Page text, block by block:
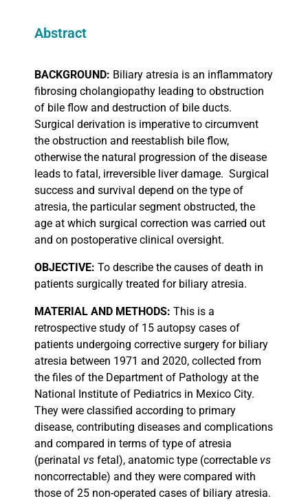
Abstract
BACKGROUND: Biliary atresia is an inflammatory
fibrosing cholangiopathy leading to obstruction
of bile flow and destruction of bile ducts.
Surgical derivation is imperative to circumvent
the obstruction and reestablish bile flow,
otherwise the natural progression of the disease
leads to fatal, irreversible liver damage. Surgical
success and survival depend on the type of
atresia, the particular segment obstructed, the
age at which surgical correction was carried out
and on postoperative clinical oversight.
OBJECTIVE: To describe the causes of death in
patients surgically treated for biliary atresia.
MATERIAL AND METHODS: This is a
retrospective study of 15 autopsy cases of
patients undergoing corrective surgery for biliary
atresia between 1971 and 2020, collected from
the files of the Department of Pathology at the
National Institute of Pediatrics in Mexico City.
They were classified according to primary
disease, contributing diseases and complications
and compared in terms of type of atresia
(perinatal vs fetal), anatomic type (correctable vs
noncorrectable) and they were compared with
those of 25 non-operated cases of biliary atresia.